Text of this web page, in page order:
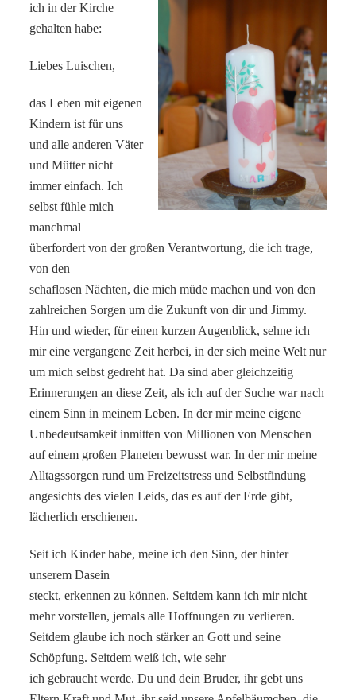
ich in der Kirche
gehalten habe:
Liebes Luischen,
das Leben mit eigenen
Kindern ist für uns
und alle anderen Väter
und Mütter nicht
immer einfach. Ich
selbst fühle mich
manchmal
überfordert von der großen Verantwortung, die ich trage,
von den
schaflosen Nächten, die mich müde machen und von den
zahlreichen Sorgen um die Zukunft von dir und Jimmy.
Hin und wieder, für einen kurzen Augenblick, sehne ich
mir eine vergangene Zeit herbei, in der sich meine Welt nur
um mich selbst gedreht hat. Da sind aber gleichzeitig
Erinnerungen an diese Zeit, als ich auf der Suche war nach
einem Sinn in meinem Leben. In der mir meine eigene
Unbedeutsamkeit inmitten von Millionen von Menschen
auf einem großen Planeten bewusst war. In der mir meine
Alltagssorgen rund um Freizeitstress und Selbstfindung
angesichts des vielen Leids, das es auf der Erde gibt,
lächerlich erschienen.
Seit ich Kinder habe, meine ich den Sinn, der hinter
unserem Dasein
steckt, erkennen zu können. Seitdem kann ich mir nicht
mehr vorstellen, jemals alle Hoffnungen zu verlieren.
Seitdem glaube ich noch stärker an Gott und seine
Schöpfung. Seitdem weiß ich, wie sehr
ich gebraucht werde. Du und dein Bruder, ihr gebt uns